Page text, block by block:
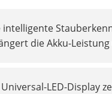
intelligente
die Akku-
Universal-LED-Display